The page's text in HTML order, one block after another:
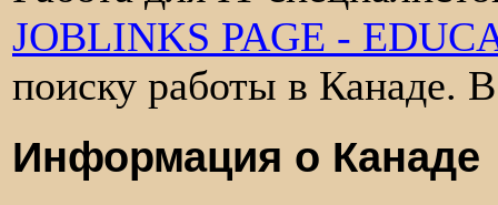
JOBLINKS PAGE -
поиску работы в Канаде.
Информация о Канаде